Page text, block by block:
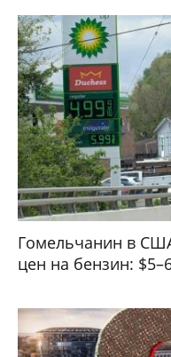
Гомельчанин в
цен на бензин: